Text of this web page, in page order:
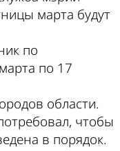
марта будут
по
по 17
области.
чтобы
в порядок.